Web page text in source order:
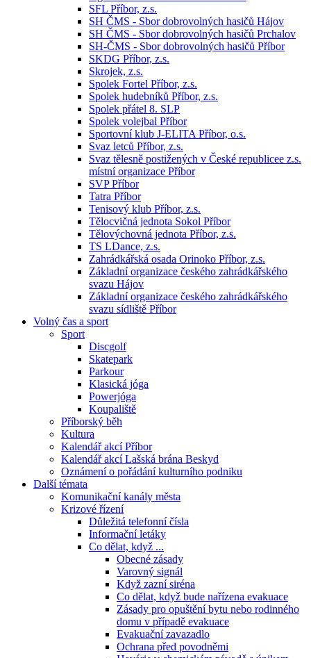
SFL Příbor, z.s.
SH ČMS - Sbor dobrovolných hasičů Hájov
SH ČMS - Sbor dobrovolných hasičů Prchalov
SH-ČMS - Sbor dobrovolných hasičů Příbor
SKDG Příbor, z.s.
Skrojek, z.s.
Spolek Fortel Příbor, z.s.
Spolek hudebníků Příbor, z.s.
Spolek přátel 8. SLP
Spolek volejbal Příbor
Sportovní klub J-ELITA Příbor, o.s.
Svaz letců Příbor, z.s.
Svaz tělesně postižených v České republicee z.s.
místní organizace Příbor
SVP Příbor
Tatra Příbor
Tenisový klub Příbor, z.s.
Tělocvičná jednota Sokol Příbor
Tělovýchovná jednota Příbor, z.s.
TS LDance, z.s.
Zahrádkářská osada Orinoko Příbor, z.s.
Základní organizace českého zahrádkářského
svazu Hájov
Základní organizace českého zahrádkářského
svazu sídliště Příbor
Volný čas a sport
Sport
Discgolf
Skatepark
Parkour
Klasická jóga
Powerjóga
Koupaliště
Příborský běh
Kultura
Kalendář akcí Příbor
Kalendář akcí Lašská brána Beskyd
Oznámení o pořádání kulturního podniku
Další témata
Komunikační kanály města
Krizové řízení
Důležitá telefonní čísla
Informační letáky
Co dělat, když ...
Obecné zásady
Varovný signál
Když zazní siréna
Co dělat, když bude nařízena evakuace
Zásady pro opuštění bytu nebo rodinného
domu v případě evakuace
Evakuační zavazadlo
Ochrana před povodněmi